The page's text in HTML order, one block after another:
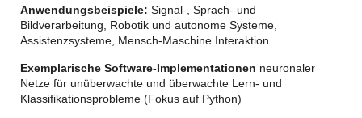
Anwendungsbeispiele: Signal-, Sprach- und
Bildverarbeitung, Robotik und autonome Systeme,
Assistenzsysteme, Mensch-Maschine Interaktion
Exemplarische Software-Implementationen neuronaler
Netze für unüberwachte und überwachte Lern- und
Klassifikationsprobleme (Fokus auf Python)